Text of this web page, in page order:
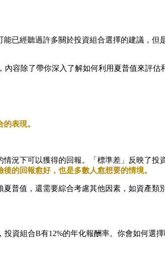
已經聽過許多關於投資組合選擇的建議，
容除了帶你深入了解如何利用夏普值來評
表現。
況下可以獲得的回報。「標準差」反映了投
的回報愈好，也是多數人愈想要的情境。
普值，還需要綜合考慮其他因素，如資產類
資組合B有12%的年化報酬率。你會如何選擇